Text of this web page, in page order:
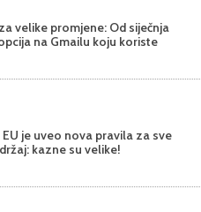
velike promjene: Od siječnja
na Gmailu koju koriste
EU je uveo nova pravila za sve
kazne su velike!